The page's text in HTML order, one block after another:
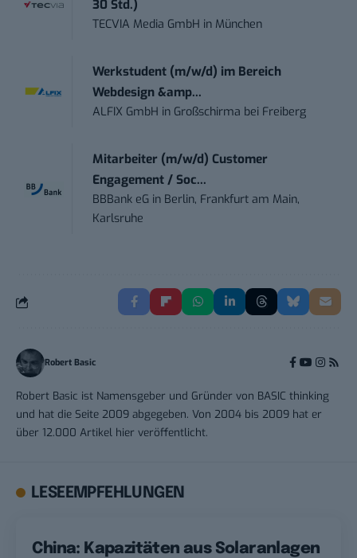
30 Std.)
TECVIA Media GmbH in München
Werkstudent (m/w/d) im Bereich
Webdesign &amp...
ALFIX GmbH in Großschirma bei Freiberg
Mitarbeiter (m/w/d) Customer
Engagement / Soc...
BBBank eG in Berlin, Frankfurt am Main,
Karlsruhe
Robert Basic
Robert Basic ist Namensgeber und Gründer von BASIC thinking
und hat die Seite 2009 abgegeben. Von 2004 bis 2009 hat er
über 12.000 Artikel hier veröffentlicht.
LESEEMPFEHLUNGEN
China: Kapazitäten aus Solaranlagen